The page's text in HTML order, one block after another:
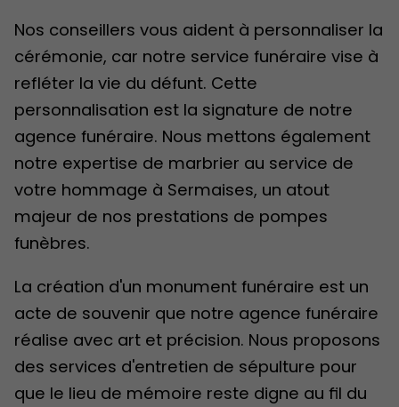
Nos conseillers vous aident à personnaliser la
cérémonie, car notre service funéraire vise à
refléter la vie du défunt. Cette
personnalisation est la signature de notre
agence funéraire. Nous mettons également
notre expertise de marbrier au service de
votre hommage à Sermaises, un atout
majeur de nos prestations de pompes
funèbres.
La création d'un monument funéraire est un
acte de souvenir que notre agence funéraire
réalise avec art et précision. Nous proposons
des services d'entretien de sépulture pour
que le lieu de mémoire reste digne au fil du